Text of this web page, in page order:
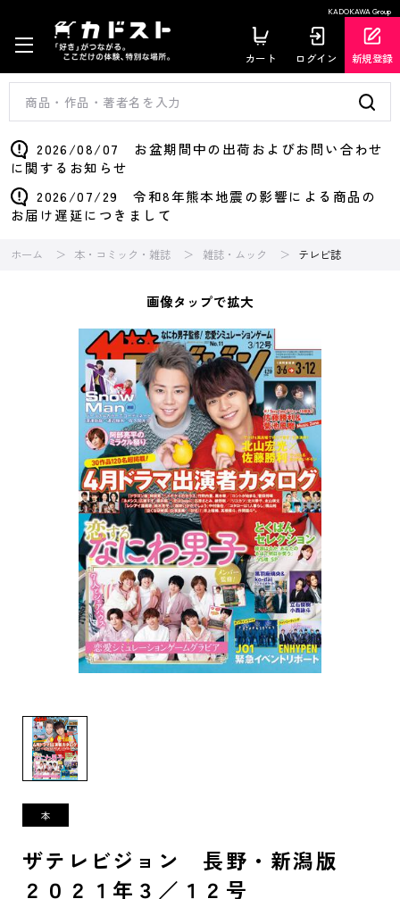
KADOKAWA Group
カート ログイン 新規登録
2026/08/07 お盆期間中の出荷およびお問い合わせ
に関するお知らせ
2026/07/29 令和8年熊本地震の影響による商品の
お届け遅延につきまして
ホーム 本・コミック・雑誌 雑誌・ムック テレビ誌
画像タップで拡大
ザテレビジョン 長野・新潟版
２０２１年３／１２号